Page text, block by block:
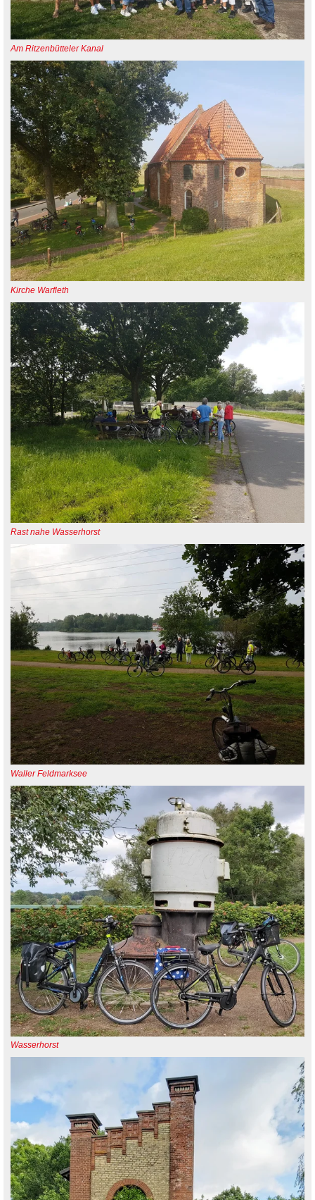
Am Ritzenbütteler Kanal
Kirche Warfleth
Rast nahe Wasserhorst
Waller Feldmarksee
Wasserhorst